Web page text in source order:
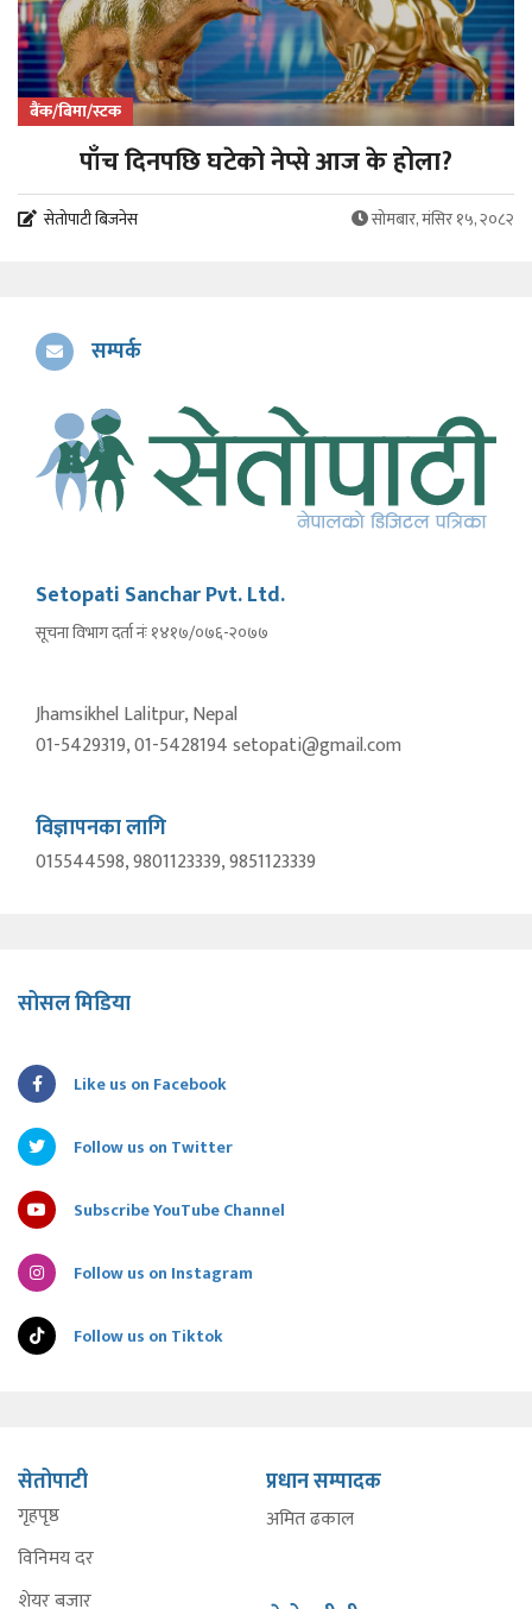
बैंक/बिमा/स्टक
पाँच दिनपछि घटेको नेप्से आज के होला?
सेतोपाटी बिजनेस सोमबार, मंसिर १५, २०८२
सम्पर्क
Setopati Sanchar Pvt. Ltd.
सूचना विभाग दर्ता नंः १४१७/०७६-२०७७
Jhamsikhel Lalitpur, Nepal
01-5429319, 01-5428194 setopati@gmail.com
विज्ञापनका लागि
015544598, 9801123339, 9851123339
सोसल मिडिया
Like us on Facebook
Follow us on Twitter
Subscribe YouTube Channel
Follow us on Instagram
Follow us on Tiktok
सेतोपाटी
गृहपृष्ठ
विनिमय दर
शेयर बजार
प्रधान सम्पादक
अमित ढकाल